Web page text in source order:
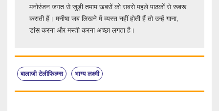
मनोरंजन जगत से जुड़ी तमाम खबरों को सबसे पहले पाठकों से रूबरू
कराती हैं। मनीषा जब लिखने में व्यस्त नहीं होती हैं तो उन्हें गाना,
डांस करना और मस्ती करना अच्छा लगता है।
बालाजी टेलीफिल्म्स भाग्य लक्ष्मी